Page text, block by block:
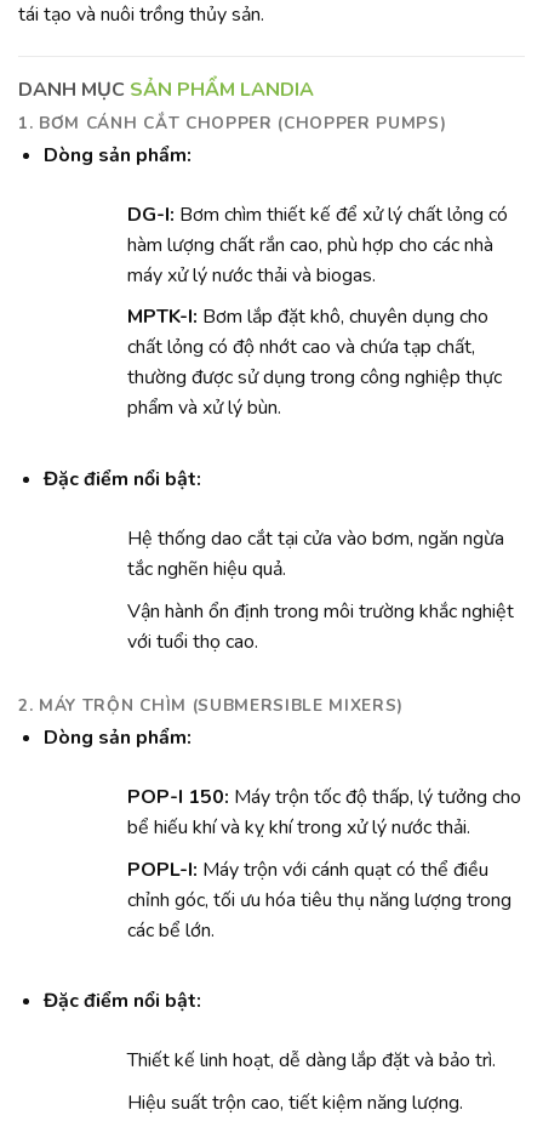
tái tạo và nuôi trồng thủy sản.
DANH MỤC SẢN PHẨM LANDIA
1. BƠM CÁNH CẮT CHOPPER (CHOPPER PUMPS)
Dòng sản phẩm:
DG-I: Bơm chìm thiết kế để xử lý chất lỏng có
hàm lượng chất rắn cao, phù hợp cho các nhà
máy xử lý nước thải và biogas.
MPTK-I: Bơm lắp đặt khô, chuyên dụng cho
chất lỏng có độ nhớt cao và chứa tạp chất,
thường được sử dụng trong công nghiệp thực
phẩm và xử lý bùn.
Đặc điểm nổi bật:
Hệ thống dao cắt tại cửa vào bơm, ngăn ngừa
tắc nghẽn hiệu quả.
Vận hành ổn định trong môi trường khắc nghiệt
với tuổi thọ cao.
2. MÁY TRỘN CHÌM (SUBMERSIBLE MIXERS)
Dòng sản phẩm:
POP-I 150: Máy trộn tốc độ thấp, lý tưởng cho
bể hiếu khí và kỵ khí trong xử lý nước thải.
POPL-I: Máy trộn với cánh quạt có thể điều
chỉnh góc, tối ưu hóa tiêu thụ năng lượng trong
các bể lớn.
Đặc điểm nổi bật:
Thiết kế linh hoạt, dễ dàng lắp đặt và bảo trì.
Hiệu suất trộn cao, tiết kiệm năng lượng.